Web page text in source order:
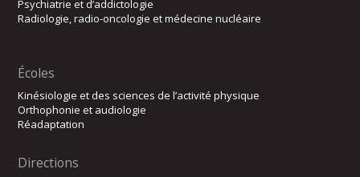
Psychiatrie et d’addictologie
Radiologie, radio-oncologie et médecine nucléaire
Écoles
Kinésiologie et des sciences de l’activité physique
Orthophonie et audiologie
Réadaptation
Directions